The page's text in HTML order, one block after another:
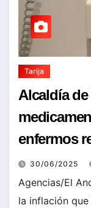
Tarija
Alcaldía
enfermos
30/06/2025
Agencias/El
la inflación